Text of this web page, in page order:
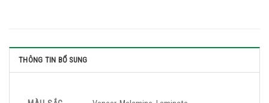
THÔNG TIN BỔ SUNG